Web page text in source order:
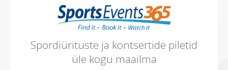
Spordiürituste ja kontsertide piletid
üle kogu maailma